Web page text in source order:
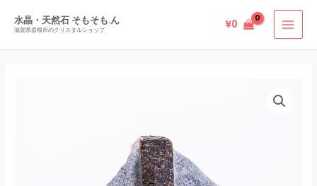
水晶・天然石 そもそも.ん
滋賀県彦根市のクリスタルショップ ¥0